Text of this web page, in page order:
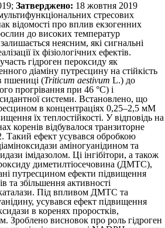
Затверджено: 18 жовтня 2019
стресових
відомості про вплив екзогенних
до високих температур
неясним, які сигнальні
їх фізіологічних ефектів.
гідроген пероксиду як
діаміну путресцину на стійкість
пшениці (Triticum aestivum L.) до
прогрівання при 46 °С) і
системи. Встановлено, що
в концентраціях 0,25–2,5 мМ
їх теплостійкості. У відповідь на
коренів відбувалося транзиторне
. Такий ефект усувався обробкою
аміногуанідином та
імідазолом. Ці інгібітори, а також
диметилтіосечовина (ДМТС),
путресцином ефекти підвищення
та збільшення активності
Під впливом ДМТС та
усувався ефект підвищення
в коренях проростків,
Зроблено висновок про роль гідроген